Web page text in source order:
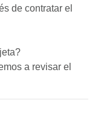
de contratar el
a revisar el